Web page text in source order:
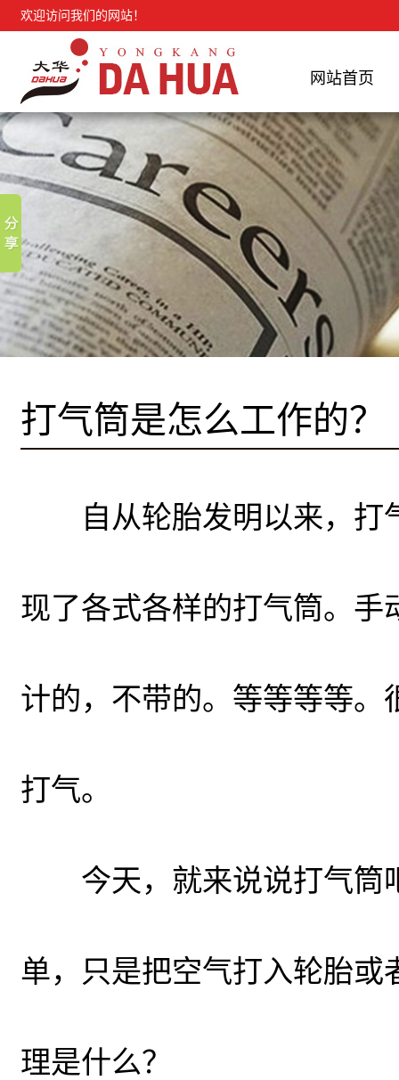
欢迎访问我们的网站！
网站首页
打气筒是怎么工作的？
自从轮胎发明以来，打
现了各式各样的打气筒。
计的，不带的。等等等等。
打气。
今天，就来说说打气筒
单，只是把空气打入轮胎或
理是什么？